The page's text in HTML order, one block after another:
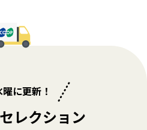
に更新！
セレクション